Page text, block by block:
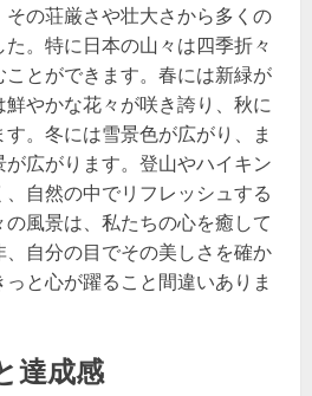
その荘厳さや壮大さから多くの
。特に日本の山々は四季折々
とができます。春には新緑が
やかな花々が咲き誇り、秋に
。冬には雪景色が広がり、ま
広がります。登山やハイキン
自然の中でリフレッシュする
風景は、私たちの心を癒して
、自分の目でその美しさを確か
と心が躍ること間違いありま
達成感